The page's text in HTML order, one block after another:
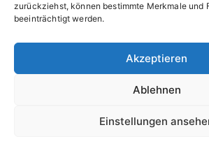
zurückziehst, können bestimmte Merkmale und
beeinträchtigt werden.
Akzeptieren
Ablehnen
Einstellungen
Copyright © 2026Sparfuchs –
| Powered byZakra